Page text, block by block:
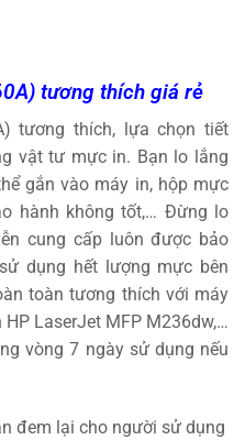
tương thích giá rẻ
tương thích, lựa chọn tiết
vật tư mực in. Bạn lo lắng
gắn vào máy in, hộp mực
hành không tốt,… Đừng lo
cung cấp luôn được bảo
dụng hết lượng mực bên
toàn tương thích với máy
LaserJet MFP M236dw,…
vòng 7 ngày sử dụng nếu
đem lại cho người sử dụng